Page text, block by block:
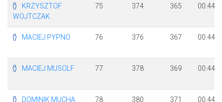
KRZYSZTOF
WOJTCZAK
75 374 365
MACIEJ PYPNO 76 376 367
MACIEJ MUSOLF 77 378 369
DOMINIK MUCHA 78 380 371